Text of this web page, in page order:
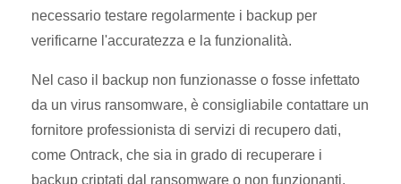
necessario testare regolarmente i backup per
verificarne l'accuratezza e la funzionalità.
Nel caso il backup non funzionasse o fosse infettato
da un virus ransomware, è consigliabile contattare un
fornitore professionista di servizi di recupero dati,
come Ontrack, che sia in grado di recuperare i
backup criptati dal ransomware o non funzionanti.